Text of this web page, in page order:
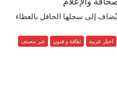
إلى سجلها الحافل بالعطاء
اخبار عربية ثقافة و فنون
غير مصنف